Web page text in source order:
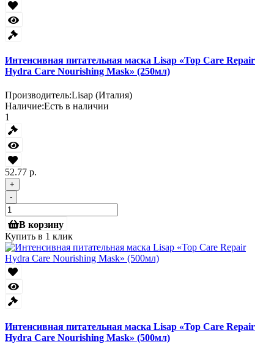
Интенсивная питательная маска Lisap «Top Care Repair
Hydra Care Nourishing Mask» (250мл)
Производитель:Lisap (Италия)
Наличие:Есть в наличии
1
52.77 р.
+
-
В корзину
Купить в 1 клик
Интенсивная питательная маска Lisap «Top Care Repair
Hydra Care Nourishing Mask» (500мл)